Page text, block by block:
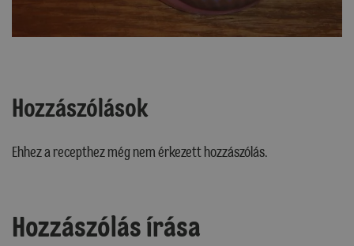
Hozzászólások
Ehhez a recepthez még nem érkezett hozzászólás.
Hozzászólás írása